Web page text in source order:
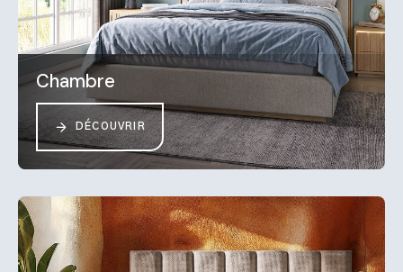
Chambre
DÉCOUVRIR